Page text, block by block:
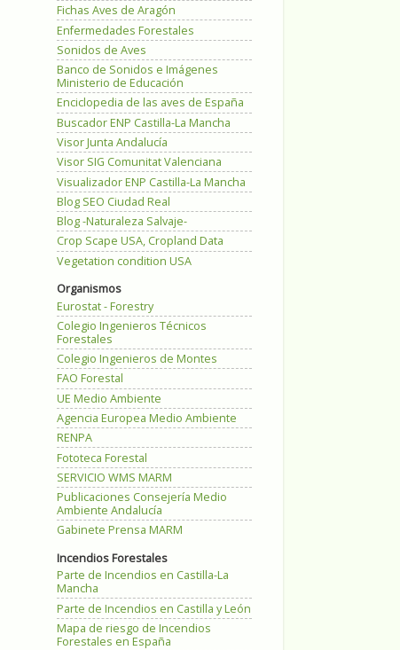
Fichas Aves de Aragón
Enfermedades Forestales
Sonidos de Aves
Banco de Sonidos e Imágenes
Ministerio de Educación
Enciclopedia de las aves de España
Buscador ENP Castilla-La Mancha
Visor Junta Andalucía
Visor SIG Comunitat Valenciana
Visualizador ENP Castilla-La Mancha
Blog SEO Ciudad Real
Blog -Naturaleza Salvaje-
Crop Scape USA, Cropland Data
Vegetation condition USA
Organismos
Eurostat - Forestry
Colegio Ingenieros Técnicos
Forestales
Colegio Ingenieros de Montes
FAO Forestal
UE Medio Ambiente
Agencia Europea Medio Ambiente
RENPA
Fototeca Forestal
SERVICIO WMS MARM
Publicaciones Consejería Medio
Ambiente Andalucía
Gabinete Prensa MARM
Incendios Forestales
Parte de Incendios en Castilla-La
Mancha
Parte de Incendios en Castilla y León
Mapa de riesgo de Incendios
Forestales en España